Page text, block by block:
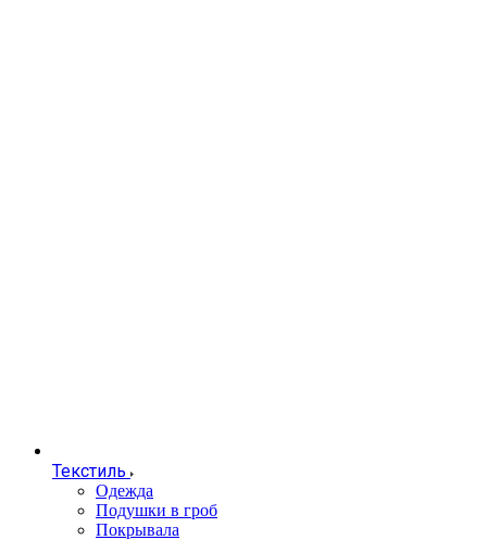
Текстиль
Одежда
Подушки в гроб
Покрывала